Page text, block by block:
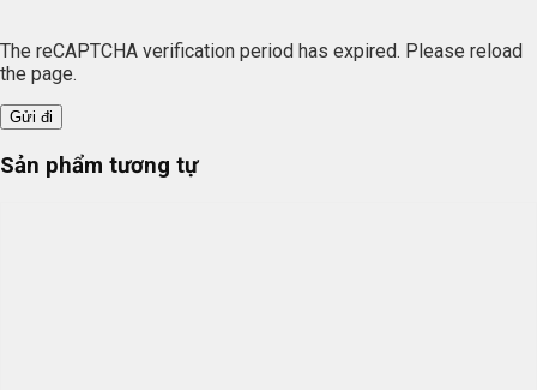
The reCAPTCHA verification period has expired. Please reload
the page.
Sản phẩm tương tự